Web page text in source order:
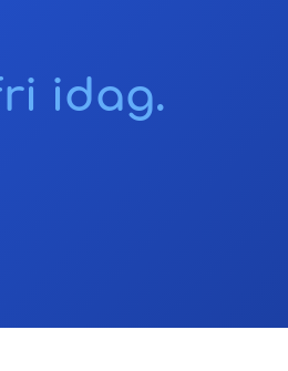
idag.